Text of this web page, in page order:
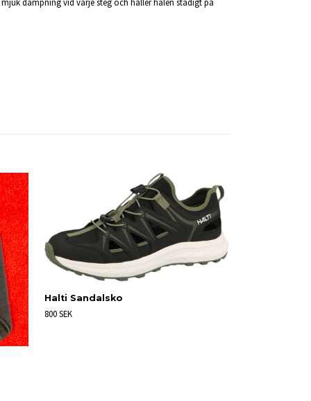
dämpning vid varje steg och håller hälen stadigt på
Halti Sandalsko
800 SEK